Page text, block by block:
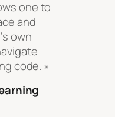
one to
and
own
code. »